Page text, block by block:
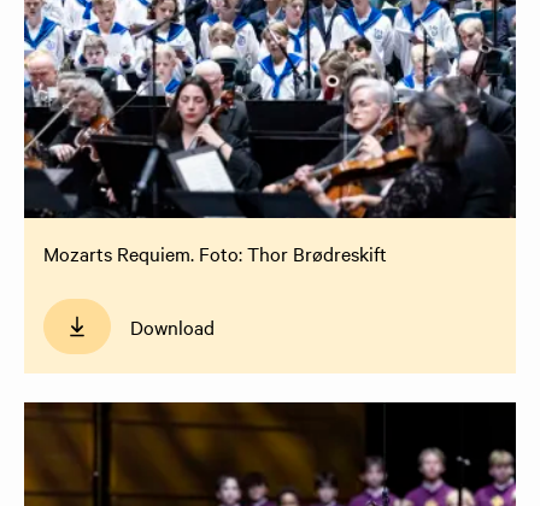
Mozarts Requiem. Foto: Thor Brødreskift
Download